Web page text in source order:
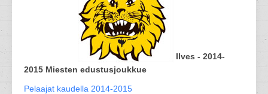
Ilves - 2014-
2015 Miesten edustusjoukkue
Pelaajat kaudella 2014-2015